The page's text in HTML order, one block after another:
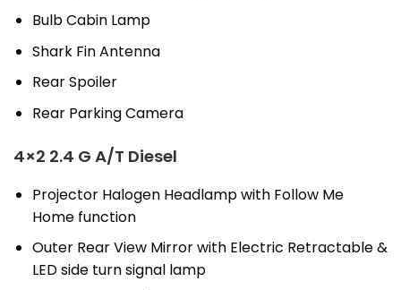
Bulb Cabin Lamp
Shark Fin Antenna
Rear Spoiler
Rear Parking Camera
4×2 2.4 G A/T Diesel
Projector Halogen Headlamp with Follow Me
Home function
Outer Rear View Mirror with Electric Retractable &
LED side turn signal lamp